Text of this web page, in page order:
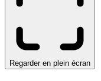
Regarder en plein écran